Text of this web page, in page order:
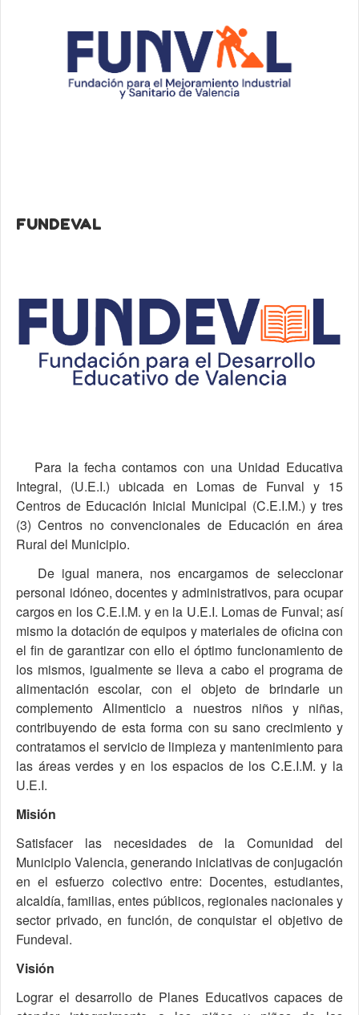
FUNDEVAL
Para la fecha contamos con una Unidad Educativa
Integral, (U.E.I.) ubicada en Lomas de Funval y 15
Centros de Educación Inicial Municipal (C.E.I.M.) y tres
(3) Centros no convencionales de Educación en área
Rural del Municipio.
De igual manera, nos encargamos de seleccionar
personal idóneo, docentes y administrativos, para ocupar
cargos en los C.E.I.M. y en la U.E.I. Lomas de Funval; así
mismo la dotación de equipos y materiales de oficina con
el fin de garantizar con ello el óptimo funcionamiento de
los mismos, igualmente se lleva a cabo el programa de
alimentación escolar, con el objeto de brindarle un
complemento Alimenticio a nuestros niños y niñas,
contribuyendo de esta forma con su sano crecimiento y
contratamos el servicio de limpieza y mantenimiento para
las áreas verdes y en los espacios de los C.E.I.M. y la
U.E.I.
Misión
Satisfacer las necesidades de la Comunidad del
Municipio Valencia, generando iniciativas de conjugación
en el esfuerzo colectivo entre: Docentes, estudiantes,
alcaldía, familias, entes públicos, regionales nacionales y
sector privado, en función, de conquistar el objetivo de
Fundeval.
Visión
Lograr el desarrollo de Planes Educativos capaces de